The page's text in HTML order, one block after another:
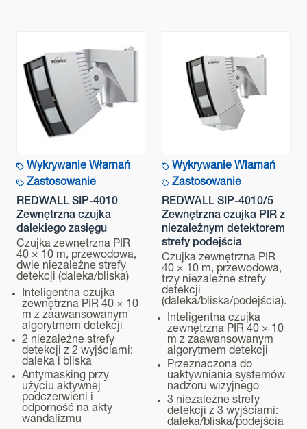
Wykrywanie Włamań
Zastosowanie
REDWALL SIP-4010
Zewnętrzna czujka
dalekiego zasięgu
Czujka zewnętrzna PIR
40 × 10 m, przewodowa,
dwie niezależne strefy
detekcji (daleka/bliska)
Inteligentna czujka
zewnętrzna PIR 40 × 10
m z zaawansowanym
algorytmem detekcji
2 niezależne strefy
detekcji z 2 wyjściami:
daleka i bliska
Antymasking przy
użyciu aktywnej
podczerwieni i
odporność na akty
wandalizmu
Wykrywanie Włamań
Zastosowanie
REDWALL SIP-4010/5
Zewnętrzna czujka PIR z
niezależnym detektorem
strefy podejścia
Czujka zewnętrzna PIR
40 × 10 m, przewodowa,
trzy niezależne strefy
detekcji
(daleka/bliska/podejścia).
Inteligentna czujka
zewnętrzna PIR 40 × 10
m z zaawansowanym
algorytmem detekcji
Przeznaczona do
uaktywniania systemów
nadzoru wizyjnego
3 niezależne strefy
detekcji z 3 wyjściami:
daleka/bliska/podejścia